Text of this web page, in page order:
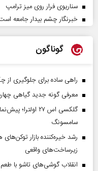
سناریوی فرار روی میز ترامپ
خبرنگار چشم بیدار جامعه
گوناگون
راهی ساده برای جلوگیری
معرفی گونه جدید گیاهی
گلکسی اس ۲۷
سامسونگ
زیرساخت‌های واقعی
انقلاب گوشی‌های تاشو‌ با